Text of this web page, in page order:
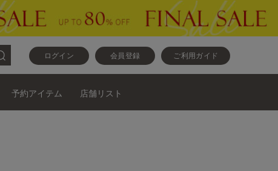
ログイン 会員登録 ご利用ガイド
予約アイテム 店舗リスト